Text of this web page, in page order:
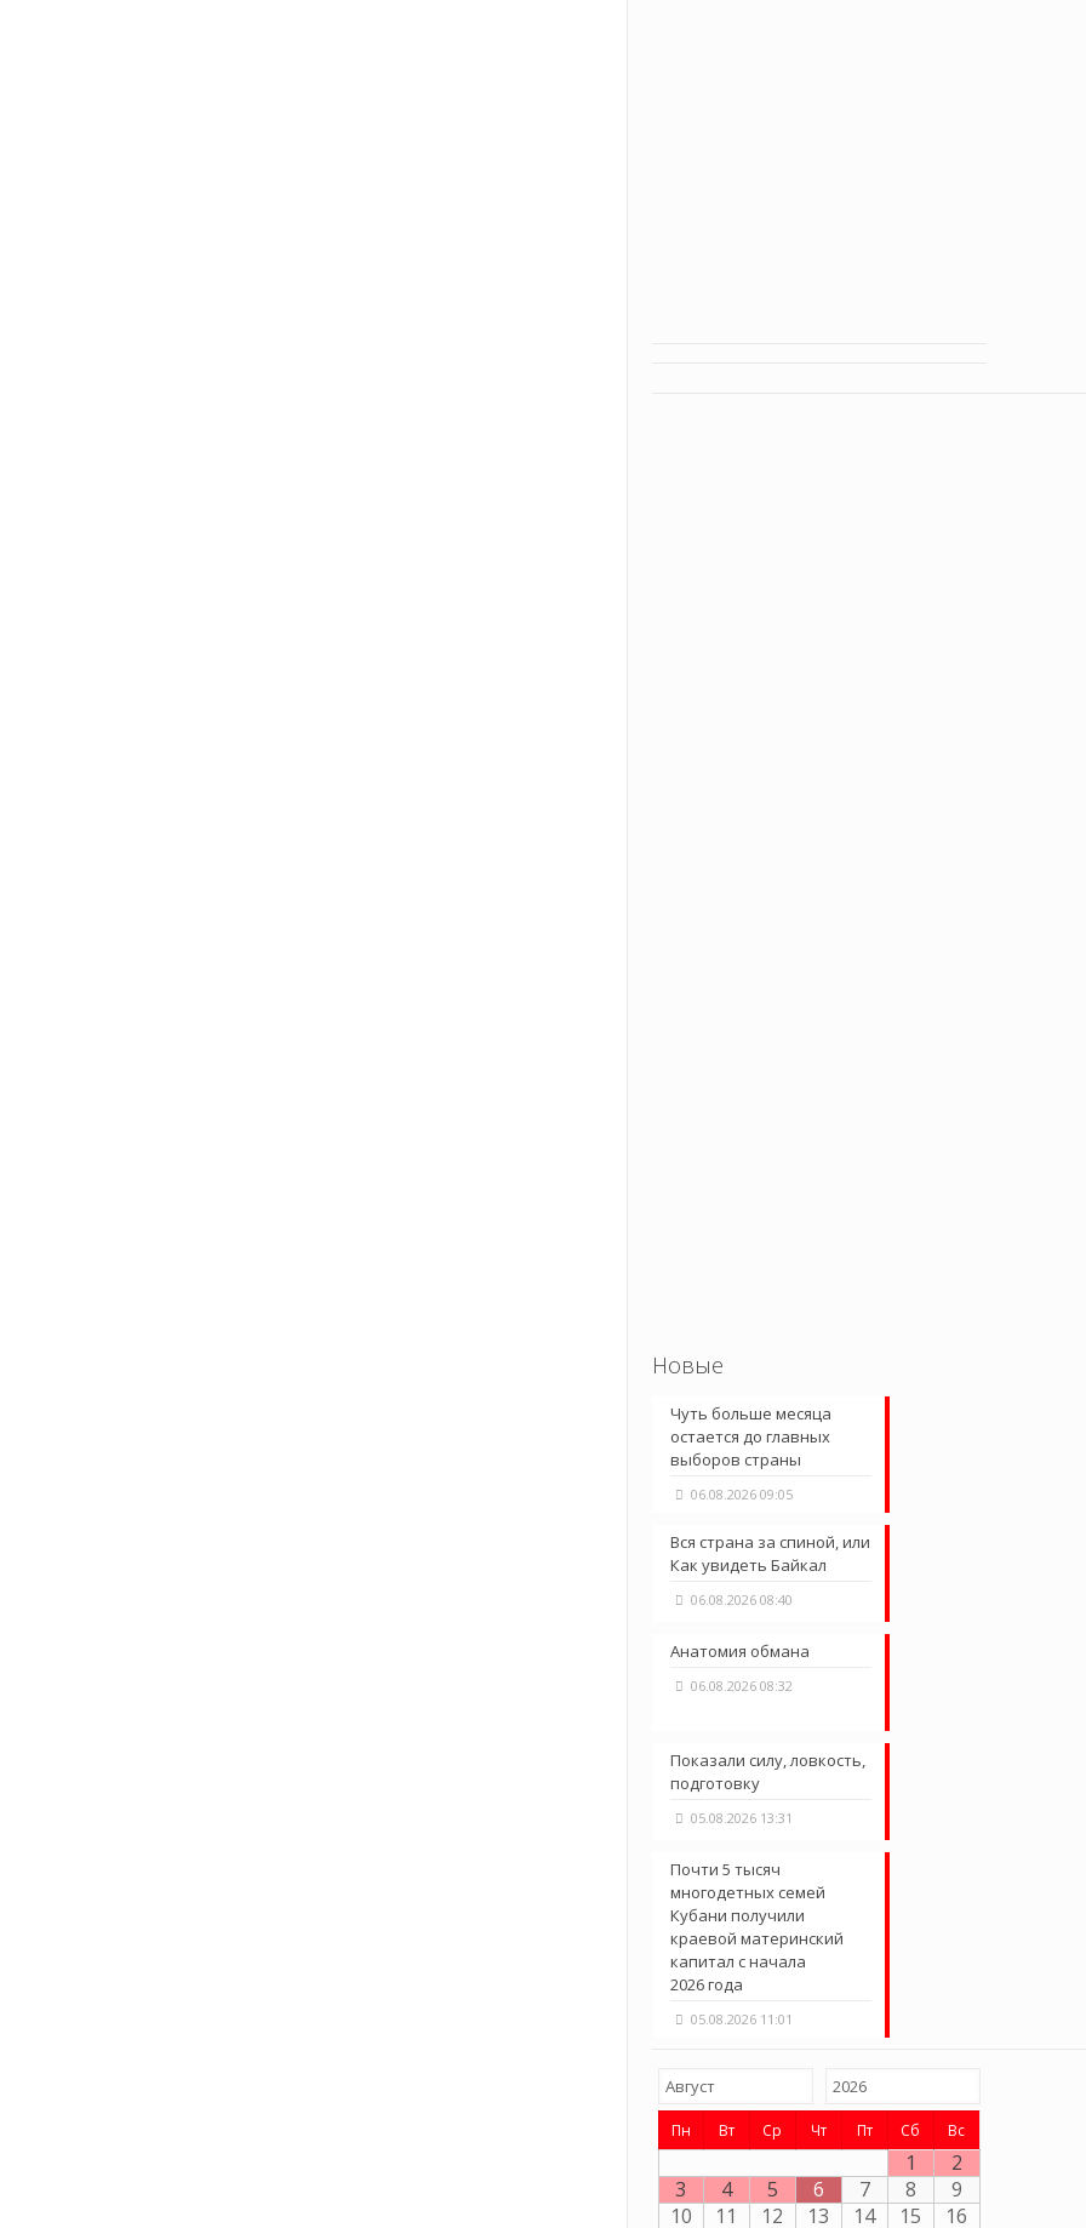
Новые
Чуть больше месяца
остается до главных
выборов страны
06.08.2026 09:05
Вся страна за спиной, или
Как увидеть Байкал
06.08.2026 08:40
Анатомия обмана
06.08.2026 08:32
Показали силу, ловкость,
подготовку
05.08.2026 13:31
Почти 5 тысяч
многодетных семей
Кубани получили
краевой материнский
капитал с начала
2026 года
05.08.2026 11:01
Пн Вт Ср Чт Пт Сб Вс
1
2
3
4 5 6 7 8
9
10
11 12 13 14 15 16